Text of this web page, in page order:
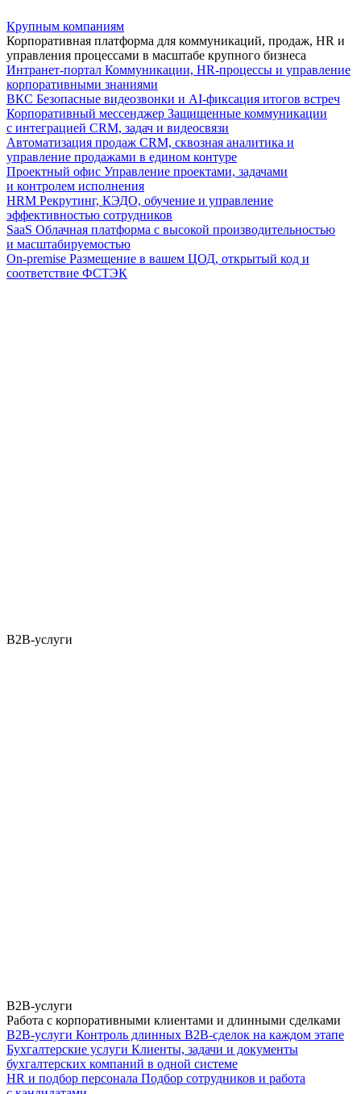
Крупным компаниям
Корпоративная платформа для коммуникаций, продаж, HR и
управления процессами в масштабе крупного бизнеса
Интранет-портал Коммуникации, HR-процессы и управление
корпоративными знаниями
ВКС Безопасные видеозвонки и AI-фиксация итогов встреч
Корпоративный мессенджер Защищенные коммуникации
с интеграцией CRM, задач и видеосвязи
Автоматизация продаж CRM, сквозная аналитика и
управление продажами в едином контуре
Проектный офис Управление проектами, задачами
и контролем исполнения
HRM Рекрутинг, КЭДО, обучение и управление
эффективностью сотрудников
SaaS Облачная платформа с высокой производительностью
и масштабируемостью
On-premise Размещение в вашем ЦОД, открытый код и
соответствие ФСТЭК
B2B-услуги
B2B-услуги
Работа с корпоративными клиентами и длинными сделками
B2B-услуги Контроль длинных B2B-сделок на каждом этапе
Бухгалтерские услуги Клиенты, задачи и документы
бухгалтерских компаний в одной системе
HR и подбор персонала Подбор сотрудников и работа